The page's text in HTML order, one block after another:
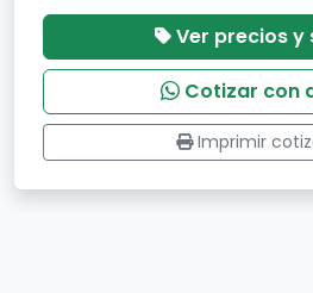
Ver precios y
Cotizar con
Imprimir